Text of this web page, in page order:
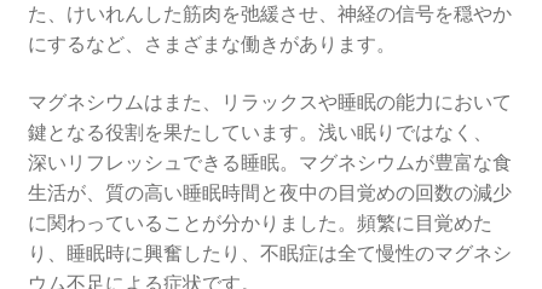
た、けいれんした筋肉を弛緩させ、神経の信号を穏やか
にするなど、さまざまな働きがあります。
マグネシウムはまた、リラックスや睡眠の能力において
鍵となる役割を果たしています。浅い眠りではなく、
深いリフレッシュできる睡眠。マグネシウムが豊富な食
生活が、質の高い睡眠時間と夜中の目覚めの回数の減少
に関わっていることが分かりました。頻繁に目覚めた
り、睡眠時に興奮したり、不眠症は全て慢性のマグネシ
ウム不足による症状です。